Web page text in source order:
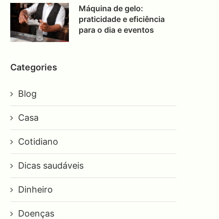
Máquina de gelo:
praticidade e eficiência
para o dia e eventos
Categories
Blog
Casa
Cotidiano
Dicas saudáveis
Dinheiro
Doenças